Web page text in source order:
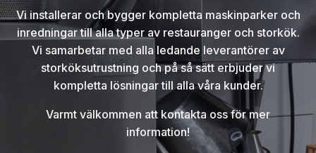
Vi installerar och bygger kompletta maskinparker och
inredningar till alla typer av restauranger och storkök.
Vi samarbetar med alla ledande leverantörer av
storköksutrustning och på så sätt erbjuder vi
kompletta lösningar till alla våra kunder.
Varmt välkommen att kontakta oss för mer
information!